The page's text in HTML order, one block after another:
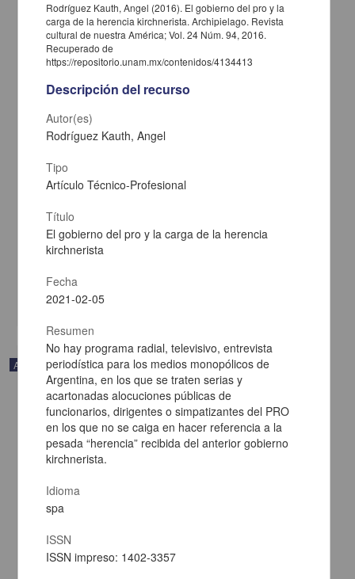
Esa rareza de tener el pasado enfrente
Payeras, Javier - Centro de Investigaciones sobre América Latina y
el Caribe, UNAM
Multidisciplina
Artículo
Rodríguez Kauth, Angel (2016). El gobierno del pro y la
carga de la herencia kirchnerista. Archipielago. Revista
cultural de nuestra América; Vol. 24 Núm. 94, 2016.
Recuperado de
https://repositorio.unam.mx/contenidos/4134413
Descripción del recurso
Autor(es)
Rodríguez Kauth, Angel
Tipo
Artículo Técnico-Profesional
Título
El gobierno del pro y la carga de la herencia
kirchnerista
Fecha
2021-02-05
Resumen
No hay programa radial, televisivo, entrevista
periodística para los medios monopólicos de
Argentina, en los que se traten serias y
acartonadas alocuciones públicas de
funcionarios, dirigentes o simpatizantes del PRO
en los que no se caiga en hacer referencia a la
pesada “herencia” recibida del anterior gobierno
kirchnerista.
Idioma
spa
ISSN
ISSN impreso: 1402-3357